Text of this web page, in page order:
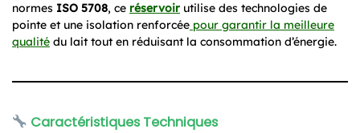
normes ISO 5708, ce réservoir utilise des technologies de
pointe et une isolation renforcée pour garantir la meilleure
qualité du lait tout en réduisant la consommation d’énergie.
Caractéristiques Techniques